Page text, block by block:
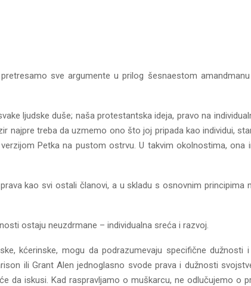
sve argumente u prilog šesnaestom
ljudske duše; naša protestantska ideja, pravo na
najpre treba da uzmemo ono što joj pripada kao individui,
Petka na pustom ostrvu. U takvim okolnostima, ona
kao svi ostali članovi, a u skladu s osnovnim principima
ostaju neuzdrmane – individualna sreća i razvoj.
kćerinske, mogu da podrazumevaju specifične dužnosti
ili Grant Alen jednoglasno svode prava i dužnosti
da iskusi. Kad raspravljamo o muškarcu, ne odlučujemo o